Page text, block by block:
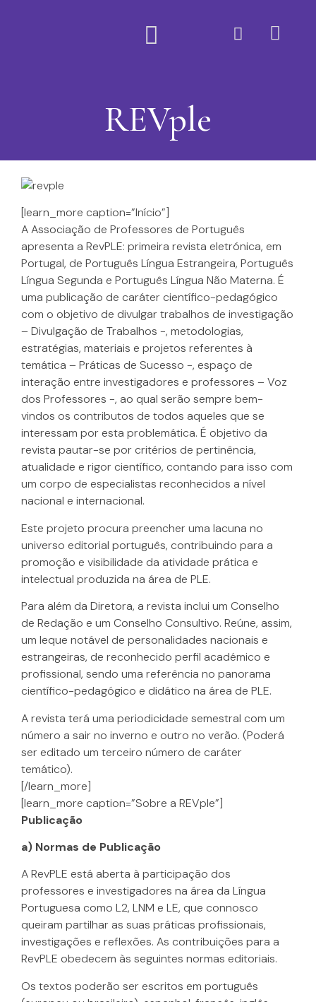
REVple
[learn_more caption=”Início”]
A Associação de Professores de Português
apresenta a RevPLE: primeira revista eletrónica, em
Portugal, de Português Língua Estrangeira, Português
Língua Segunda e Português Língua Não Materna. É
uma publicação de caráter científico-pedagógico
com o objetivo de divulgar trabalhos de investigação
– Divulgação de Trabalhos -, metodologias,
estratégias, materiais e projetos referentes à
temática – Práticas de Sucesso -, espaço de
interação entre investigadores e professores – Voz
dos Professores -, ao qual serão sempre bem-
vindos os contributos de todos aqueles que se
interessam por esta problemática. É objetivo da
revista pautar-se por critérios de pertinência,
atualidade e rigor científico, contando para isso com
um corpo de especialistas reconhecidos a nível
nacional e internacional.
Este projeto procura preencher uma lacuna no
universo editorial português, contribuindo para a
promoção e visibilidade da atividade prática e
intelectual produzida na área de PLE.
Para além da Diretora, a revista inclui um Conselho
de Redação e um Conselho Consultivo. Reúne, assim,
um leque notável de personalidades nacionais e
estrangeiras, de reconhecido perfil académico e
profissional, sendo uma referência no panorama
científico-pedagógico e didático na área de PLE.
A revista terá uma periodicidade semestral com um
número a sair no inverno e outro no verão. (Poderá
ser editado um terceiro número de caráter
temático).
[/learn_more]
[learn_more caption=”Sobre a REVple”]
Publicação
a) Normas de Publicação
A RevPLE está aberta à participação dos
professores e investigadores na área da Língua
Portuguesa como L2, LNM e LE, que connosco
queiram partilhar as suas práticas profissionais,
investigações e reflexões. As contribuições para a
RevPLE obedecem às seguintes normas editoriais.
Os textos poderão ser escritos em português